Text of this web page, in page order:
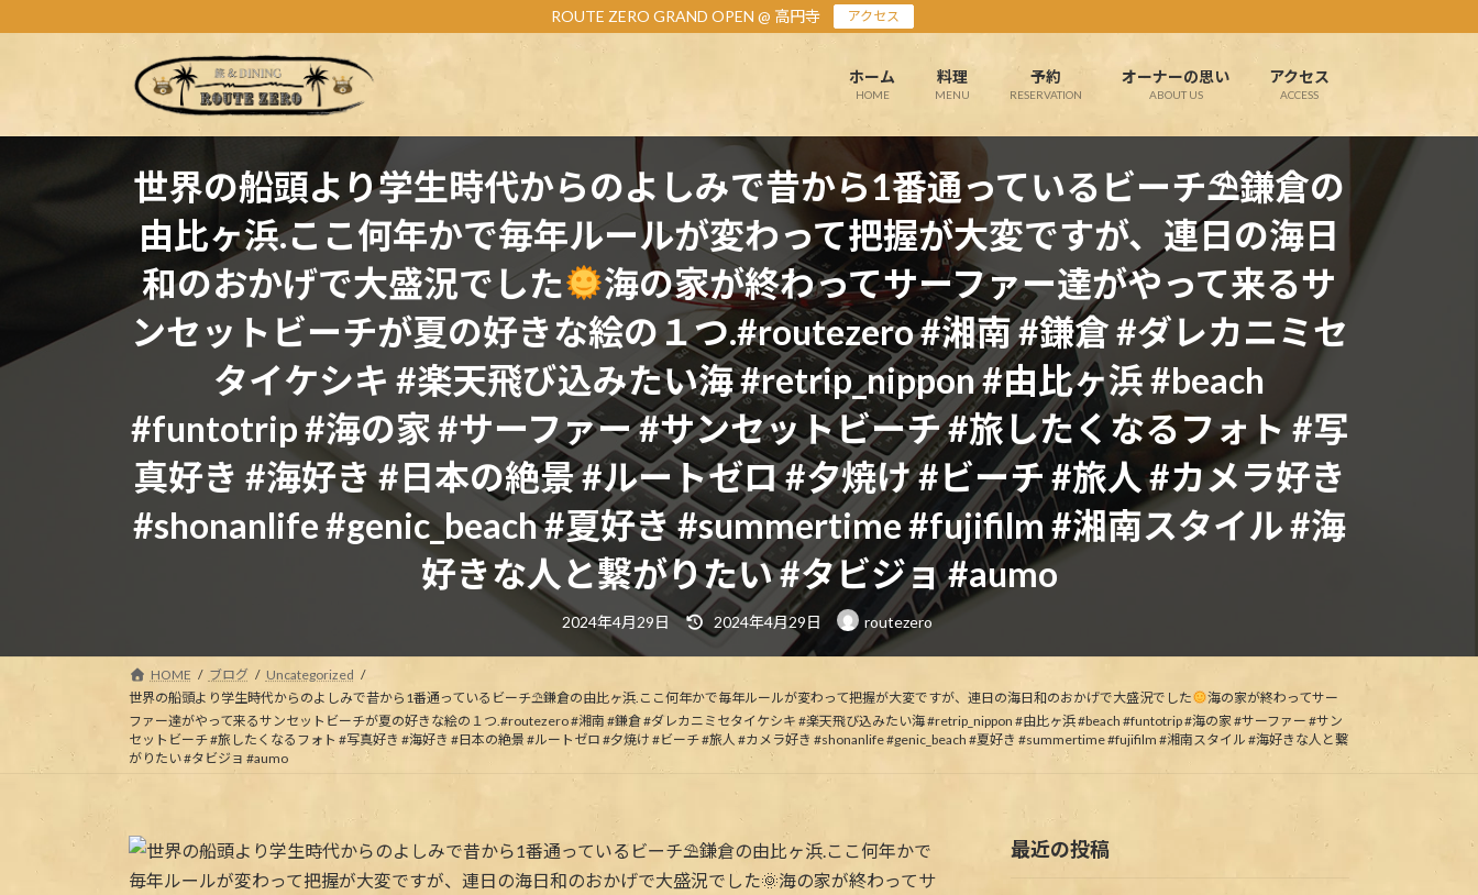
ン
ビ
ROUTE ZERO GRAND OPEN @ 高円寺 アクセス
ホーム
HOME
料理
MENU
予約
RESERVATION
オーナーの思い
ABOUT US
アクセス
ACCESS
世界の船頭より学生時代からのよしみで昔から1番通っているビーチ⛱鎌倉の
由比ヶ浜.ここ何年かで毎年ルールが変わって把握が大変ですが、連日の海日
和のおかげで大盛況でした
海の家が終わってサーファー達がやって来るサ
ンセットビーチが夏の好きな絵の１つ.#routezero #湘南 #鎌倉 #ダレカニミセ
タイケシキ #楽天飛び込みたい海 #retrip_nippon #由比ヶ浜 #beach
#funtotrip #海の家 #サーファー #サンセットビーチ #旅したくなるフォト #写
真好き #海好き #日本の絶景 #ルートゼロ #夕焼け #ビーチ #旅人 #カメラ好き
#shonanlife #genic_beach #夏好き #summertime #fujifilm #湘南スタイル #海
好きな人と繋がりたい #タビジョ #aumo
2024年4月29日
最
終
更
新
時
:
2024年4月29日 routezero
HOME ブログ
Uncategorized
世界の船頭より 学生時代からのよしみで昔から1番通っているビーチ⛱鎌倉の由比ヶ浜.ここ何年かで毎年ルールが変わって把握が大変ですが、連日の海日和のおかげで大盛況でした
海の家が終わってサー
ファー達がやって来るサンセットビーチが夏の好きな絵の１つ.#routezero #湘南 #鎌倉 #ダレカニミセタイケシキ #楽天飛び込みたい海 #retrip_nippon #由比ヶ浜 #beach #funtotrip #海の家 #サーファー #サン
セットビーチ #旅したくなるフォト #写真好き #海好き #日本の絶景 #ルートゼロ #夕焼け #ビーチ #旅人 #カメラ好き #shonanlife #genic_beach #夏好き #summertime #fujifilm #湘南スタイル #海好きな人と繋
がりたい #タビジョ #aumo
最近の投稿